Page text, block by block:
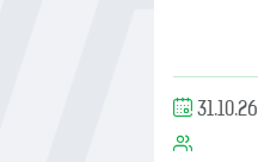
31.10.26